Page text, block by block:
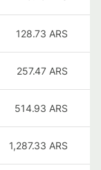
128.73 ARS
257.47 ARS
514.93 ARS
1,287.33 ARS